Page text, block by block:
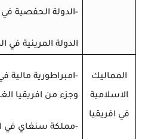
-الدولة الحفصية
الدولة المرينية في
المماليك
الاسلامية
في افريقيا
-امبراطورية مالية
وجزء من افريقيا
-مملكة سنغاي في